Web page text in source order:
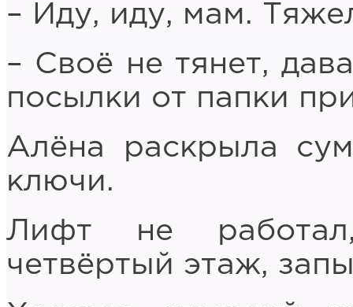
– Иду, иду, мам.
– Своё не тянет,
посылки от папки
Алёна раскрыла
ключи.
Лифт не
четвёртый этаж,